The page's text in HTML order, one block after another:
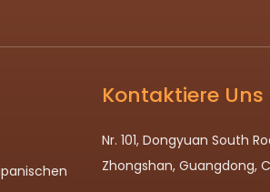
Kontaktiere Uns
Nr. 101, Dongyuan South
Zhongshan, Guangdong,